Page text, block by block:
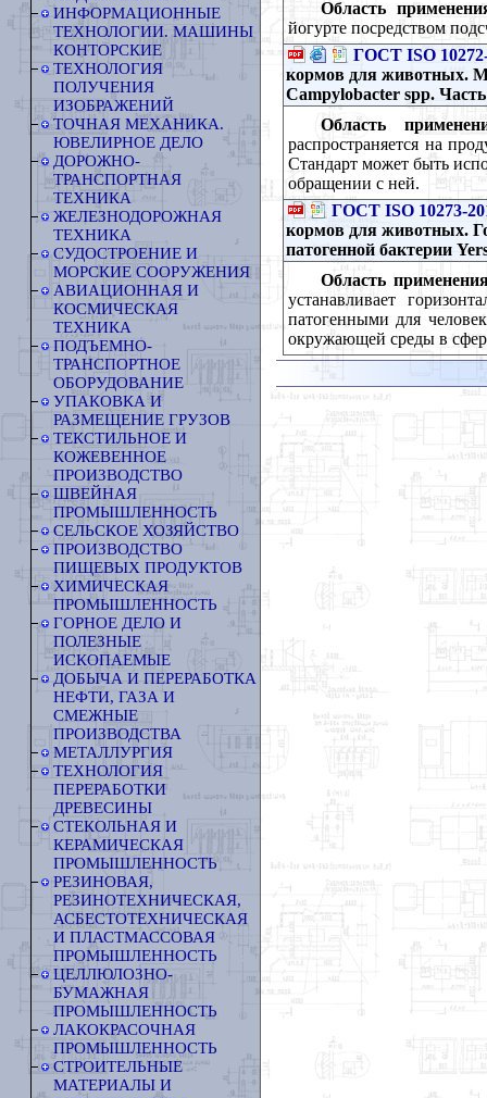
ИНФОРМАЦИОННЫЕ
ТЕХНОЛОГИИ. МАШИНЫ
КОНТОРСКИЕ
ТЕХНОЛОГИЯ
ПОЛУЧЕНИЯ
ИЗОБРАЖЕНИЙ
ТОЧНАЯ МЕХАНИКА.
ЮВЕЛИРНОЕ ДЕЛО
ДОРОЖНО-
ТРАНСПОРТНАЯ
ТЕХНИКА
ЖЕЛЕЗНОДОРОЖНАЯ
ТЕХНИКА
СУДОСТРОЕНИЕ И
МОРСКИЕ СООРУЖЕНИЯ
АВИАЦИОННАЯ И
КОСМИЧЕСКАЯ
ТЕХНИКА
ПОДЪЕМНО-
ТРАНСПОРТНОЕ
ОБОРУДОВАНИЕ
УПАКОВКА И
РАЗМЕЩЕНИЕ ГРУЗОВ
ТЕКСТИЛЬНОЕ И
КОЖЕВЕННОЕ
ПРОИЗВОДСТВО
ШВЕЙНАЯ
ПРОМЫШЛЕННОСТЬ
СЕЛЬСКОЕ ХОЗЯЙСТВО
ПРОИЗВОДСТВО
ПИЩЕВЫХ ПРОДУКТОВ
ХИМИЧЕСКАЯ
ПРОМЫШЛЕННОСТЬ
ГОРНОЕ ДЕЛО И
ПОЛЕЗНЫЕ
ИСКОПАЕМЫЕ
ДОБЫЧА И ПЕРЕРАБОТКА
НЕФТИ, ГАЗА И
СМЕЖНЫЕ
ПРОИЗВОДСТВА
МЕТАЛЛУРГИЯ
ТЕХНОЛОГИЯ
ПЕРЕРАБОТКИ
ДРЕВЕСИНЫ
СТЕКОЛЬНАЯ И
КЕРАМИЧЕСКАЯ
ПРОМЫШЛЕННОСТЬ
РЕЗИНОВАЯ,
РЕЗИНОТЕХНИЧЕСКАЯ,
АСБЕСТОТЕХНИЧЕСКАЯ
И ПЛАСТМАССОВАЯ
ПРОМЫШЛЕННОСТЬ
ЦЕЛЛЮЛОЗНО-
БУМАЖНАЯ
ПРОМЫШЛЕННОСТЬ
ЛАКОКРАСОЧНАЯ
ПРОМЫШЛЕННОСТЬ
СТРОИТЕЛЬНЫЕ
МАТЕРИАЛЫ И
Область
йогурте посредством
ГОСТ ISO
кормов для животных.
Campylobacter spp.
Область
распространяется на
Стандарт может быть
обращении с ней.
ГОСТ ISO 10273-
кормов для животных.
патогенной бактерии
Область
устанавливает
патогенными для
окружающей среды в